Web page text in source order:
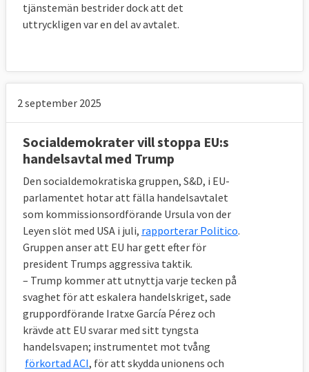
tjänstemän bestrider dock att det
uttryckligen var en del av avtalet.
2 september 2025
Socialdemokrater vill stoppa EU:s
handelsavtal med Trump
Den socialdemokratiska gruppen, S&D, i EU-
parlamentet hotar att fälla handelsavtalet
som kommissionsordförande Ursula von der
Leyen slöt med USA i juli, rapporterar Politico.
Gruppen anser att EU har gett efter för
president Trumps aggressiva taktik.
– Trump kommer att utnyttja varje tecken på
svaghet för att eskalera handelskriget, sade
gruppordförande Iratxe García Pérez och
krävde att EU svarar med sitt tyngsta
handelsvapen; instrumentet mot tvång
förkortad ACI, för att skydda unionens och